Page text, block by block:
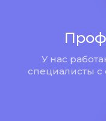
У нас
специалисты с